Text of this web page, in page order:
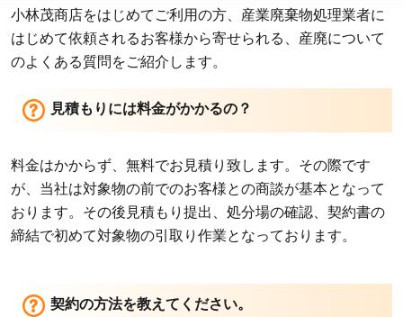
小林茂商店をはじめてご利用の方、産業廃棄物処理業者に
はじめて依頼されるお客様から寄せられる、産廃について
のよくある質問をご紹介します。
見積もりには料金がかかるの？
料金はかからず、無料でお見積り致します。その際です
が、当社は対象物の前でのお客様との商談が基本となって
おります。その後見積もり提出、処分場の確認、契約書の
締結で初めて対象物の引取り作業となっております。
契約の方法を教えてください。